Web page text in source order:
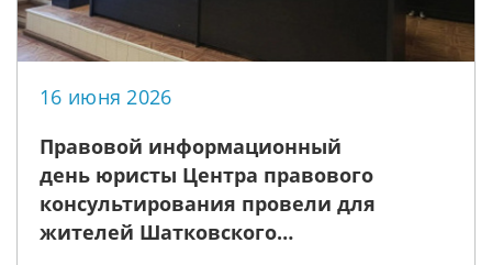
16 июня 2026
Правовой информационный
день юристы Центра правового
консультирования провели для
жителей Шатковского